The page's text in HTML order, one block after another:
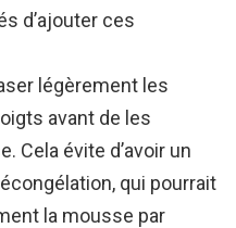
d’ajouter ces
légèrement les
avant de les
Cela évite d’avoir un
qui pourrait
la mousse par